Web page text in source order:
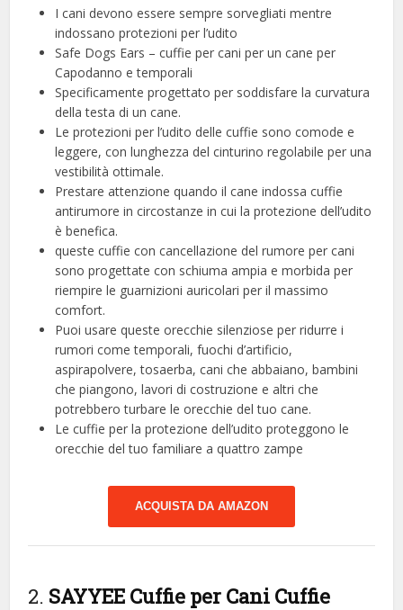
I cani devono essere sempre sorvegliati mentre
indossano protezioni per l’udito
Safe Dogs Ears – cuffie per cani per un cane per
Capodanno e temporali
Specificamente progettato per soddisfare la curvatura
della testa di un cane.
Le protezioni per l’udito delle cuffie sono comode e
leggere, con lunghezza del cinturino regolabile per una
vestibilità ottimale.
Prestare attenzione quando il cane indossa cuffie
antirumore in circostanze in cui la protezione dell’udito
è benefica.
queste cuffie con cancellazione del rumore per cani
sono progettate con schiuma ampia e morbida per
riempire le guarnizioni auricolari per il massimo
comfort.
Puoi usare queste orecchie silenziose per ridurre i
rumori come temporali, fuochi d’artificio,
aspirapolvere, tosaerba, cani che abbaiano, bambini
che piangono, lavori di costruzione e altri che
potrebbero turbare le orecchie del tuo cane.
Le cuffie per la protezione dell’udito proteggono le
orecchie del tuo familiare a quattro zampe
ACQUISTA DA AMAZON
2. SAYYEE Cuffie per Cani Cuffie